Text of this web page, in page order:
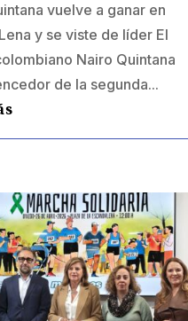
vuelve a ganar en
y se viste de líder El
Nairo Quintana
de la segunda...